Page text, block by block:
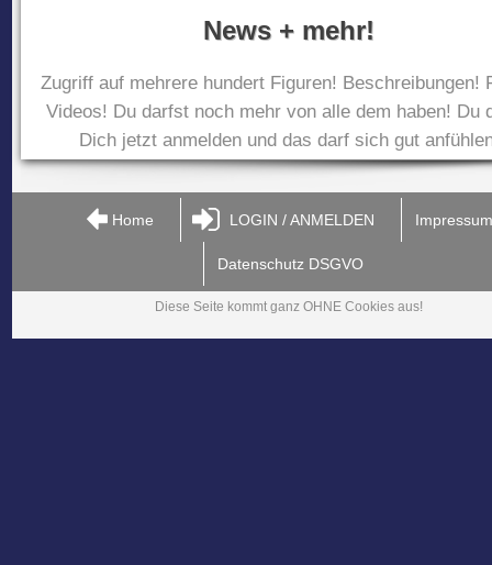
News + mehr!
Zugriff auf mehrere hundert Figuren! Beschreibungen!
Videos! Du darfst noch mehr von alle dem haben! Du
Dich jetzt anmelden und das darf sich gut
Home LOGIN / ANMELDEN
Datenschutz DSGVO
Diese Seite kommt ganz OHNE Cookies aus!